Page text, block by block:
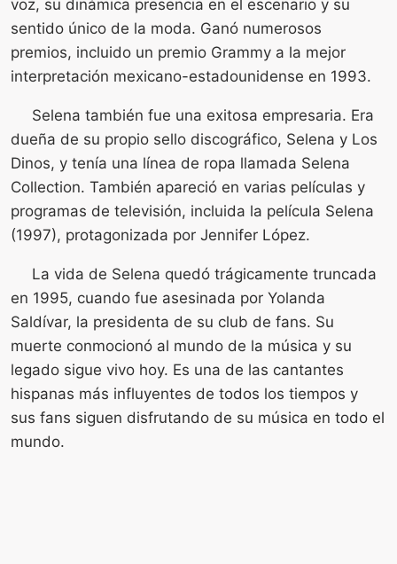
voz, su dinámica presencia en el escenario y su
sentido único de la moda. Ganó numerosos
premios, incluido un premio Grammy a la mejor
interpretación mexicano-estadounidense en 1993.
Selena también fue una exitosa empresaria. Era
dueña de su propio sello discográfico, Selena y Los
Dinos, y tenía una línea de ropa llamada Selena
Collection. También apareció en varias películas y
programas de televisión, incluida la película Selena
(1997), protagonizada por Jennifer López.
La vida de Selena quedó trágicamente truncada
en 1995, cuando fue asesinada por Yolanda
Saldívar, la presidenta de su club de fans. Su
muerte conmocionó al mundo de la música y su
legado sigue vivo hoy. Es una de las cantantes
hispanas más influyentes de todos los tiempos y
sus fans siguen disfrutando de su música en todo el
mundo.